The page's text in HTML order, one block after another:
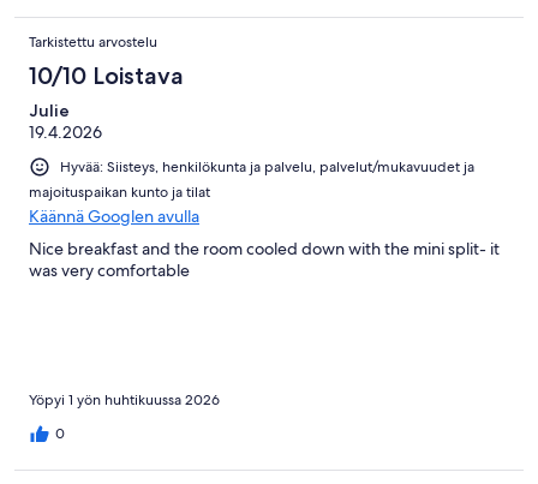
Tarkistettu arvostelu
10/10 Loistava
Julie
19.4.2026
Hyvää: Siisteys, henkilökunta ja palvelu, palvelut/mukavuudet ja
majoituspaikan kunto ja tilat
Käännä Googlen avulla
Nice breakfast and the room cooled down with the mini split- it
was very comfortable
Yöpyi 1 yön huhtikuussa 2026
0